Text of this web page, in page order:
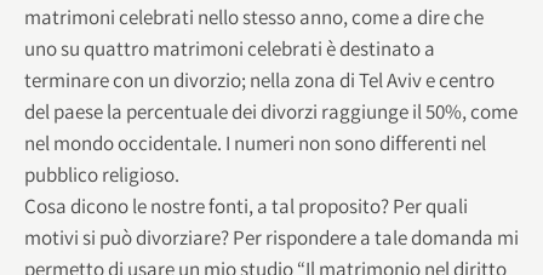
matrimoni celebrati nello stesso anno, come a dire che
uno su quattro matrimoni celebrati è destinato a
terminare con un divorzio; nella zona di Tel Aviv e centro
del paese la percentuale dei divorzi raggiunge il 50%, come
nel mondo occidentale. I numeri non sono differenti nel
pubblico religioso.
Cosa dicono le nostre fonti, a tal proposito? Per quali
motivi si può divorziare? Per rispondere a tale domanda mi
permetto di usare un mio studio “Il matrimonio nel diritto